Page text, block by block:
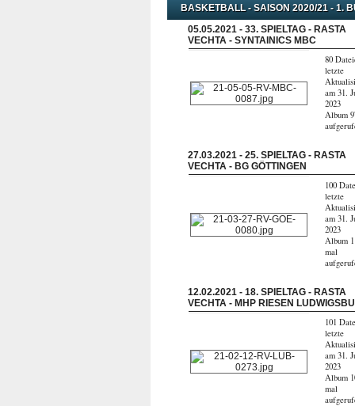
BASKETBALL - SAISON 2020/21 - 1.
05.05.2021 - 33. SPIELTAG - RASTA
VECHTA - SYNTAINICS MBC
80
letzte
am 31.
2023
Album
27.03.2021 - 25. SPIELTAG - RASTA
VECHTA - BG GÖTTINGEN
100
letzte
am 31.
2023
Album
mal
12.02.2021 - 18. SPIELTAG - RASTA
VECHTA - MHP RIESEN
101
letzte
am 31.
2023
Album
mal